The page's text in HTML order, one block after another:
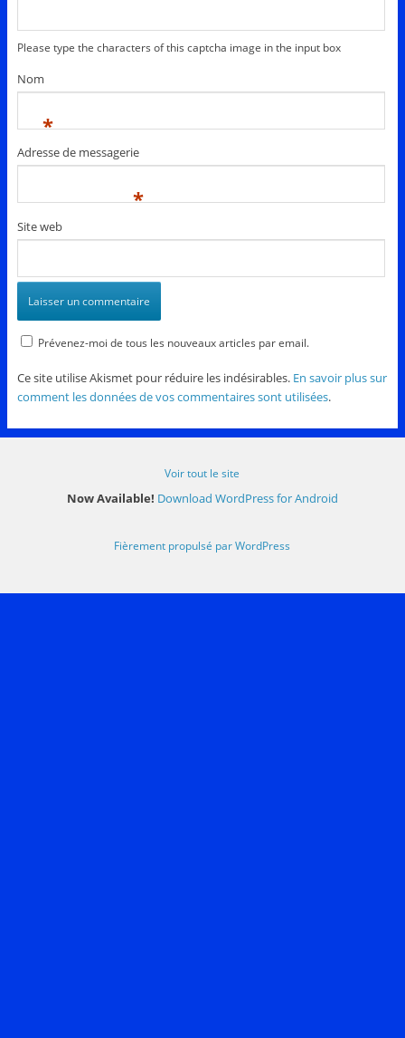
Please type the characters of this captcha image in the input box
Nom
*
Adresse de messagerie
*
Site web
Prévenez-moi de tous les nouveaux articles par email.
Ce site utilise Akismet pour réduire les indésirables. En savoir plus sur
comment les données de vos commentaires sont utilisées.
Voir tout le site
Now Available! Download WordPress for Android
Fièrement propulsé par WordPress